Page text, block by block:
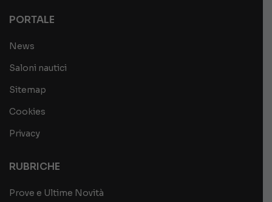
PORTALE
News
Saloni nautici
Sitemap
Cookies
Privacy
RUBRICHE
Prove e Ultime Novità